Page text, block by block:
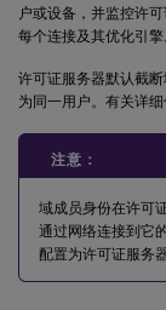
户或设备，并监控许
每个连接及其优化引擎
许可证服务器默认截
为同一用户。有关详
注意：
域成员身份在许可
通过网络连接到它
配置为许可证服务